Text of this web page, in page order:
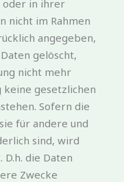
oder in ihrer
nicht im Rahmen
angegeben,
gelöscht,
nicht mehr
gesetzlichen
Sofern die
für andere und
sind, wird
die Daten
Zwecke